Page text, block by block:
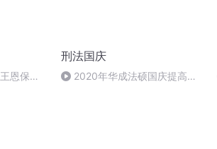
恩保吟
刑法国庆
2020年华成法硕国庆提高班